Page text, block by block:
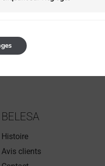
BELESA
Histoire
Avis clients